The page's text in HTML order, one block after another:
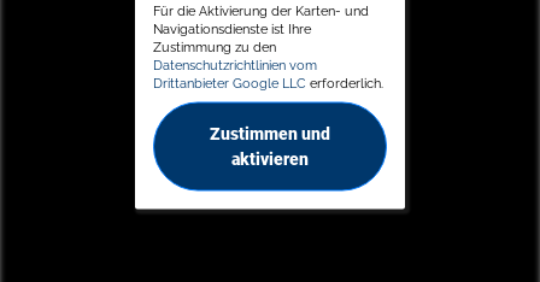
Für die Aktivierung der Karten- und
Navigationsdienste ist Ihre
Zustimmung zu den
Datenschutzrichtlinien vom
Drittanbieter Google LLC erforderlich.
Zustimmen und
aktivieren